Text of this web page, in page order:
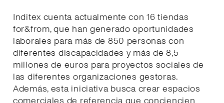
Inditex cuenta actualmente con 16 tiendas
for&from, que han generado oportunidades
laborales para más de 850 personas con
diferentes discapacidades y más de 8,5
millones de euros para proyectos sociales de
las diferentes organizaciones gestoras.
Además, esta iniciativa busca crear espacios